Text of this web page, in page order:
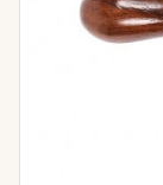
Parmi